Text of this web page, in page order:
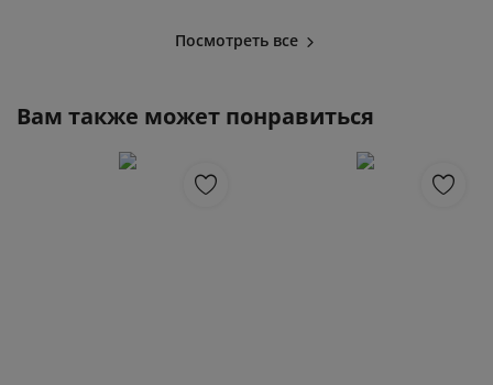
Посмотреть все
Вам также может понравиться